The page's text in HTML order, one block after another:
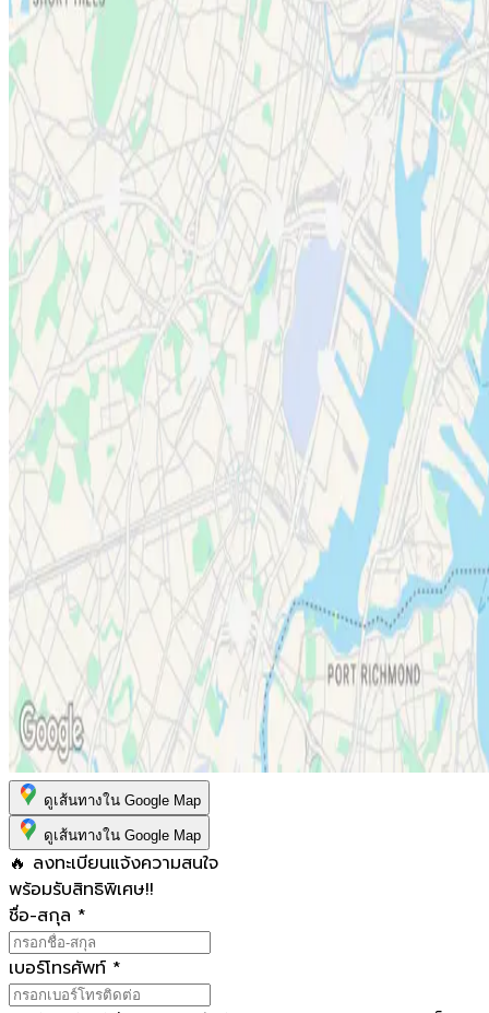
ดูเส้นทางใน Google Map
ดูเส้นทางใน Google Map
🔥 ลงทะเบียนแจ้งความสนใจ
พร้อมรับสิทธิพิเศษ!!
ชื่อ-สกุล *
เบอร์โทรศัพท์ *